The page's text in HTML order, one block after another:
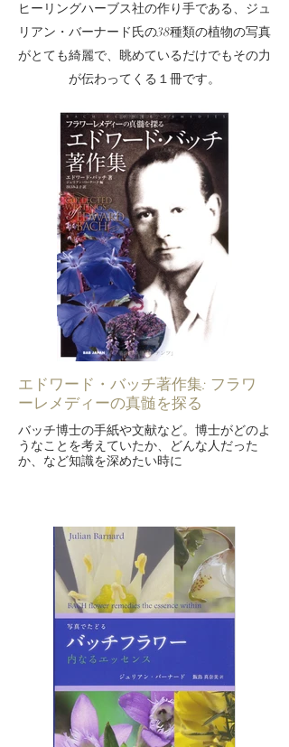
ヒーリングハーブス社の作り手である、ジュ
リアン・バーナード氏の38種類の植物の写真
がとても綺麗で、眺めているだけでもその力
が伝わってくる１冊です。
エドワード・バッチ著作集: フラワ
ーレメディーの真髄を探る
バッチ博士の手紙や文献など。博士がどのよ
うなことを考えていたか、どんな人だった
か、など知識を深めたい時に